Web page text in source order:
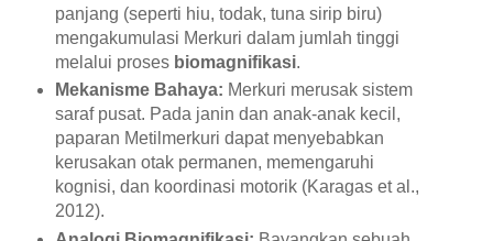
panjang (seperti hiu, todak, tuna sirip biru)
mengakumulasi Merkuri dalam jumlah tinggi
melalui proses biomagnifikasi.
Mekanisme Bahaya: Merkuri merusak sistem
saraf pusat. Pada janin dan anak-anak kecil,
paparan Metilmerkuri dapat menyebabkan
kerusakan otak permanen, memengaruhi
kognisi, dan koordinasi motorik (Karagas et al.,
2012).